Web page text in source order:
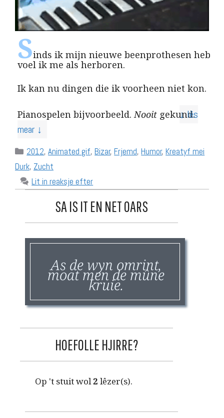
Sinds ik mijn nieuwe beenprothesen heb
voel ik me als herboren.
Ik kan nu dingen die ik voorheen niet kon.
Pianospelen bijvoorbeeld.Nooit gekund.
↓ lês
mear ↓
Categories
2012,Animated gif, Bizar, Frjemd, Humor, Kreatyf mei
Durk, Zucht
Lit in reaksje efter
SA IS IT EN NET OARS
As de wyn omrint,
moat men de mûne
kruie.
HOEFOLLE HJIRRE?
Op 't stuit wol2 lêzer(s).